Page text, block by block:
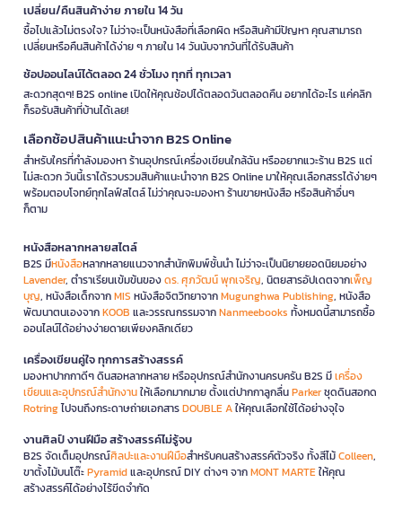
เปลี่ยน/คืนสินค้าง่าย ภายใน 14 วัน
ซื้อไปแล้วไม่ตรงใจ? ไม่ว่าจะเป็นหนังสือที่เลือกผิด หรือสินค้ามีปัญหา คุณสามารถ
เปลี่ยนหรือคืนสินค้าได้ง่าย ๆ ภายใน 14 วันนับจากวันที่ได้รับสินค้า
ช้อปออนไลน์ได้ตลอด 24 ชั่วโมง ทุกที่ ทุกเวลา
สะดวกสุดๆ! B2S online เปิดให้คุณช้อปได้ตลอดวันตลอดคืน อยากได้อะไร แค่คลิก
ก็รอรับสินค้าที่บ้านได้เลย!
เลือกช้อปสินค้าแนะนำจาก B2S Online
สำหรับใครที่กำลังมองหา ร้านอุปกรณ์เครื่องเขียนใกล้ฉัน หรืออยากแวะร้าน B2S แต่
ไม่สะดวก วันนี้เราได้รวบรวมสินค้าแนะนำจาก B2S Online มาให้คุณเลือกสรรได้ง่ายๆ
พร้อมตอบโจทย์ทุกไลฟ์สไตล์ ไม่ว่าคุณจะมองหา ร้านขายหนังสือ หรือสินค้าอื่นๆ
ก็ตาม
หนังสือหลากหลายสไตล์
B2S มีหนังสือหลากหลายแนวจากสำนักพิมพ์ชั้นนำ ไม่ว่าจะเป็นนิยายยอดนิยมอย่าง
Lavender, ตำราเรียนเข้มข้นของดร. ศุภวัฒน์ พุกเจริญ, นิตยสารอัปเดตจากเพ็ญ
บุญ, หนังสือเด็กจากMIS หนังสือจิตวิทยาจากMugunghwa Publishing, หนังสือ
พัฒนาตนเองจากKOOB และวรรณกรรมจากNanmeebooks ทั้งหมดนี้สามารถซื้อ
ออนไลน์ได้อย่างง่ายดายเพียงคลิกเดียว
เครื่องเขียนคู่ใจ ทุกการสร้างสรรค์
มองหาปากกาดีๆ ดินสอหลากหลาย หรืออุปกรณ์สำนักงานครบครัน B2S มีเครื่อง
เขียนและอุปกรณ์สำนักงานให้เลือกมากมาย ตั้งแต่ปากกาลูกลื่นParkerชุดดินสอกด
Rotringไปจนถึงกระดาษถ่ายเอกสารDOUBLE Aให้คุณเลือกใช้ได้อย่างจุใจ
งานศิลป์ งานฝีมือ สร้างสรรค์ไม่รู้จบ
B2S จัดเต็มอุปกรณ์ศิลปะและงานฝีมือสำหรับคนสร้างสรรค์ตัวจริง ทั้งสีไม้Colleen,
ขาตั้งไม้บนโต๊ะPyramidและอุปกรณ์ DIY ต่างๆ จากMONT MARTEให้คุณ
สร้างสรรค์ได้อย่างไร้ขีดจำกัด